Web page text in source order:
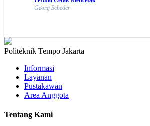
Georg Scheder
Politeknik Tempo Jakarta
Informasi
Layanan
Pustakawan
Area Anggota
Tentang Kami